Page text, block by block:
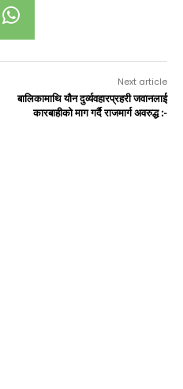
Next article
बालिकामाथि यौन दुर्व्यवहारप्रहरी जवानलाई
कारबाहीको माग गर्दै राजमार्ग अवरुद्ध :-